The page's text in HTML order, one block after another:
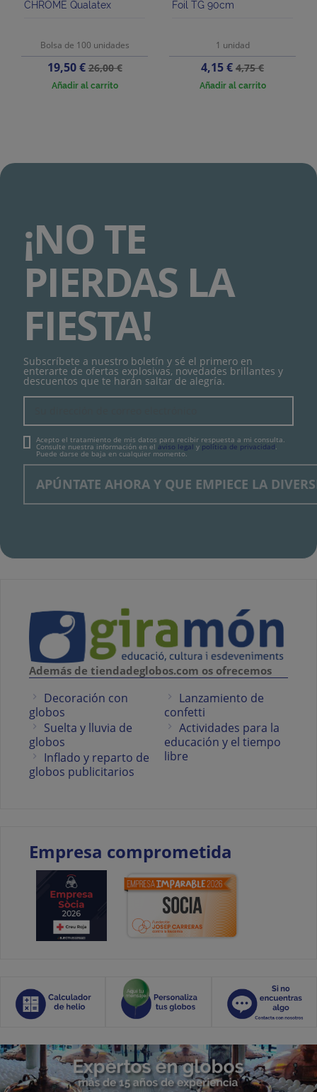
CHROME Qualatex
Bolsa de 100 unidades
Precio
19,50 €Precio
base
26,00 €
Añadir al carrito
Foil TG 90cm
1 unidad
Precio
4,15 €Precio
base
4,75 €
Añadir al carrito
¡NO TE
PIERDAS LA
FIESTA!
Subscríbete a nuestro boletín y sé el primero en
enterarte de ofertas explosivas, novedades brillantes y
descuentos que te harán saltar de alegría.
Acepto el tratamiento de mis datos para recibir respuesta a mi consulta.
Consulte nuestra información en el aviso legal y política de privacidad.
Puede darse de baja en cualquier momento.
Además de tiendadeglobos.com os ofrecemos
Decoración con
globos
Suelta y lluvia de
globos
Inflado y reparto de
globos publicitarios
Lanzamiento de
confetti
Actividades para la
educación y el tiempo
libre
Empresa comprometida